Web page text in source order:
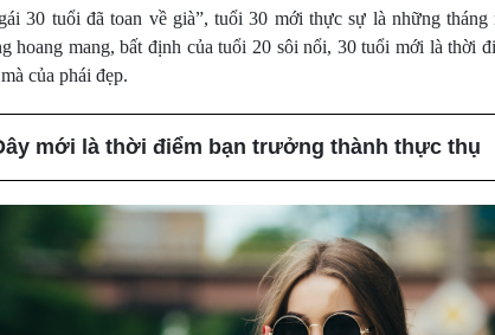
30 tuổi đã toan về già”, tuổi 30 mới thực sự là những tháng
hoang mang, bất định của tuổi 20 sôi nổi, 30 tuổi mới là thời
của phái đẹp.
mới là thời điểm bạn trưởng thành thực thụ